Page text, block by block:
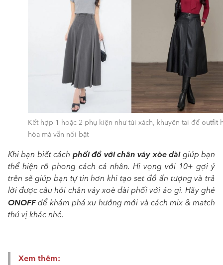
Kết hợp 1 hoặc 2 phụ kiện như túi xách, khuyên tai để outfit
hòa mà vẫn nổi bật
Khi bạn biết cách phối đồ với chân váy xòe dàigiúp bạn
thể hiện rõ phong cách cá nhân. Hi vọng với 10+ gợi ý
trên sẽ giúp bạn tự tin hơn khi tạo set đồ ấn tượng và trả
lời được câu hỏi chân váy xoè dài phối với áo gì. Hãy ghé
ONOFFđể khám phá xu hướng mới và cách mix & match
thú vị khác nhé.
Xem thêm: